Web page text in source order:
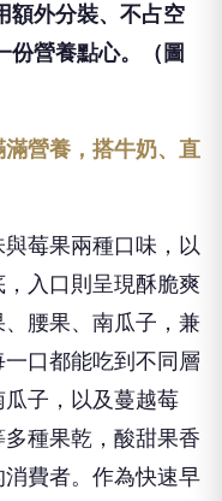
額外分裝、不占空
份營養點心。（圖
滿營養，搭牛奶、直
與莓果兩種口味，以
入口則呈現酥脆爽
腰果、南瓜子，兼
口都能吃到不同層
子，以及蔓越莓
種果乾，酸甜果香
費者。作為快速早